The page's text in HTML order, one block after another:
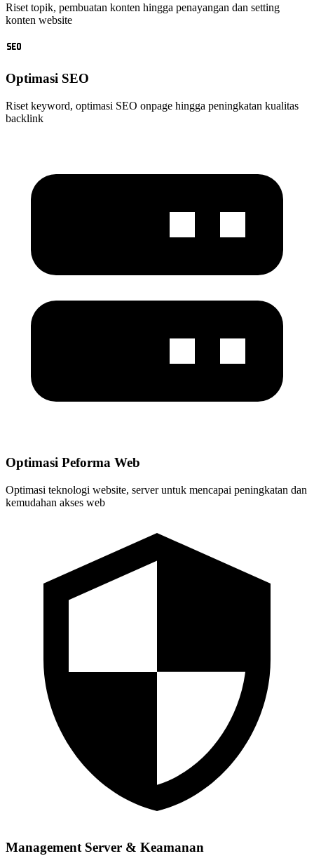
Riset topik, pembuatan konten hingga penayangan dan setting
konten website
Optimasi SEO
Riset keyword, optimasi SEO onpage hingga peningkatan kualitas
backlink
Optimasi Peforma Web
Optimasi teknologi website, server untuk mencapai peningkatan dan
kemudahan akses web
Management Server & Keamanan